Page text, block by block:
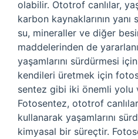
olabilir. Ototrof canlılar,
karbon kaynaklarının
su, mineraller ve diğer
maddelerinden de
yaşamlarını sürdürmesi
kendileri üretmek için
sentez gibi iki önemli yolu
Fotosentez, ototrof
kullanarak yaşamlarını
kimyasal bir süreçtir.